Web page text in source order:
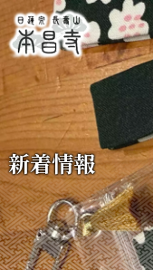
新着情報